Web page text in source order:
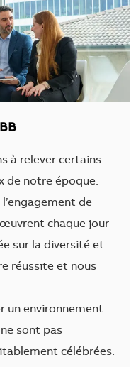
à relever certains
de notre époque.
de
chaque jour
sur la diversité et
réussite et nous
un environnement
sont pas
célébrées.